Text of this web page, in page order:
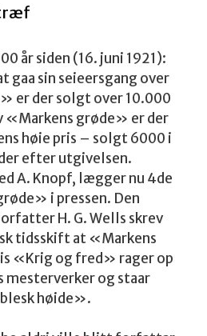
år siden (16. juni 1921):
gaa sin seieersgang over
er der solgt over 10.000
«Markens grøde» er der
høie pris – solgt 6000 i
efter utgivelsen.
A. Knopf, lægger nu 4de
i pressen. Den
H. G. Wells skrev
tidsskift at «Markens
«Krig og fred» rager op
og staar
høide».